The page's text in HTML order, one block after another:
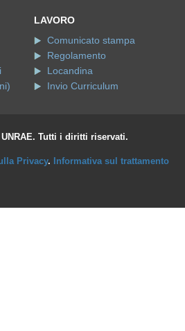
LAVORO
Comunicato stampa
Regolamento
Locandina
Invio Curriculum
Tutti i diritti riservati.
Privacy. Informativa sul trattamento